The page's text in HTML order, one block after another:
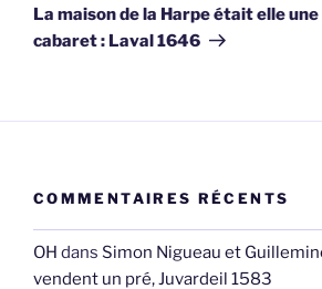
suivant
La maison de la Harpe était elle
cabaret : Laval 1646
COMMENTAIRES RÉCENTS
OH dans Simon Nigueau et
vendent un pré, Juvardeil 1583